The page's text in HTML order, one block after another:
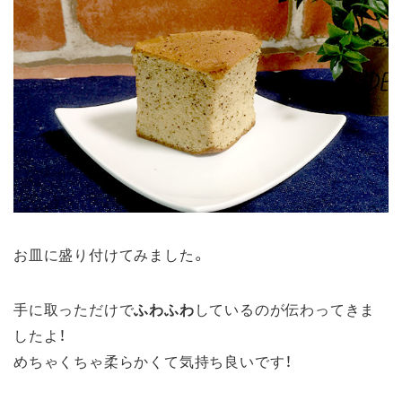
お皿に盛り付けてみました。
手に取っただけでふわふわしているのが伝わってきま
したよ！
めちゃくちゃ柔らかくて気持ち良いです！